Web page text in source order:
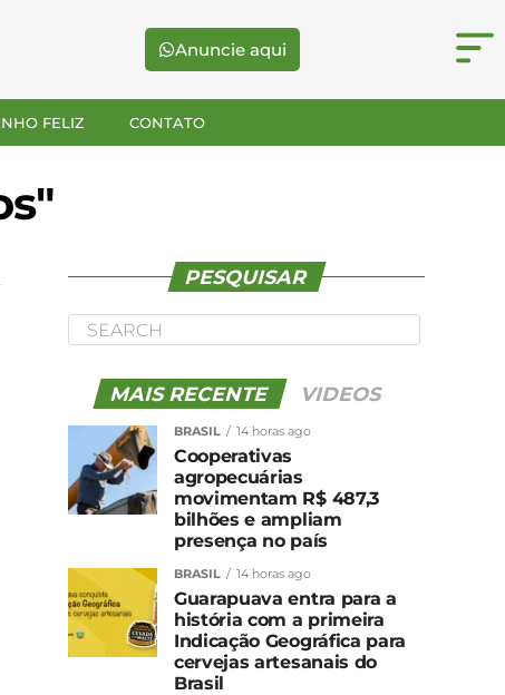
Anuncie aqui
FELIZ CONTATO
PESQUISAR
MAIS RECENTE VIDEOS
BRASIL 14 horas ago
Cooperativas
agropecuárias
movimentam R$ 487,3
bilhões e ampliam
presença no país
BRASIL 14 horas ago
Guarapuava entra para a
história com a primeira
Indicação Geográfica para
cervejas artesanais do
Brasil